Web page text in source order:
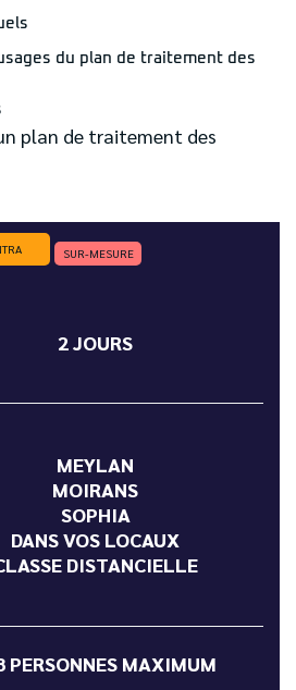
du plan de traitement des
plan de traitement des
SUR-MESURE
2 JOURS
MEYLAN
MOIRANS
SOPHIA
DANS VOS LOCAUX
DISTANCIELLE
PERSONNES MAXIMUM